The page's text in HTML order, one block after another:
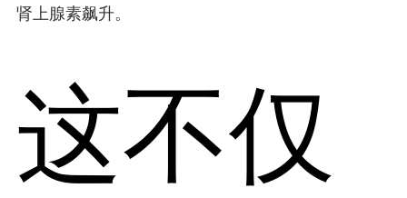
肾上腺素飙升。
这不仅